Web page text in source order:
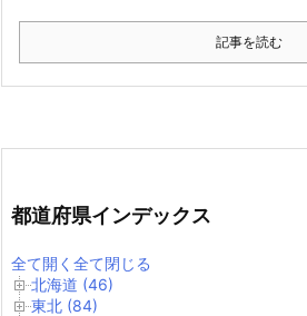
記事を読む
都道府県インデックス
全て開く 全て閉じる
北海道 (46)
東北 (84)